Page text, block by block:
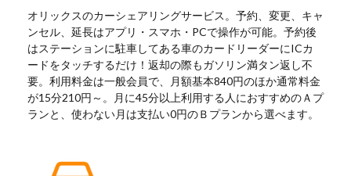
オリックスのカーシェアリングサービス。予約、変更、キャ
ンセル、延長はアプリ・スマホ・PCで操作が可能。予約後
はステーションに駐車してある車のカードリーダーにICカ
ードをタッチするだけ！返却の際もガソリン満タン返し不
要。利用料金は一般会員で、月額基本840円のほか通常料金
が15分210円～。月に45分以上利用する人におすすめのＡプ
ランと、使わない月は支払い0円のＢプランから選べます。